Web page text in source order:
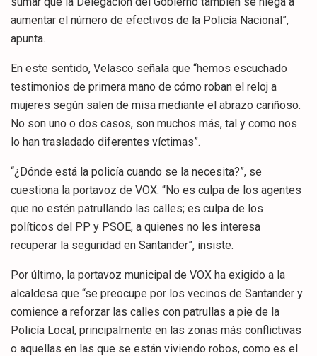
aumentar el número de efectivos de la Policía Nacional”,
apunta.
En este sentido, Velasco señala que “hemos escuchado
testimonios de primera mano de cómo roban el reloj a
mujeres según salen de misa mediante el abrazo cariñoso.
No son uno o dos casos, son muchos más, tal y como nos
lo han trasladado diferentes víctimas”.
“¿Dónde está la policía cuando se la necesita?”, se
cuestiona la portavoz de VOX. “No es culpa de los agentes
que no estén patrullando las calles; es culpa de los
políticos del PP y PSOE, a quienes no les interesa
recuperar la seguridad en Santander”, insiste.
Por último, la portavoz municipal de VOX ha exigido a la
alcaldesa que “se preocupe por los vecinos de Santander y
comience a reforzar las calles con patrullas a pie de la
Policía Local, principalmente en las zonas más conflictivas
o aquellas en las que se están viviendo robos, como es el